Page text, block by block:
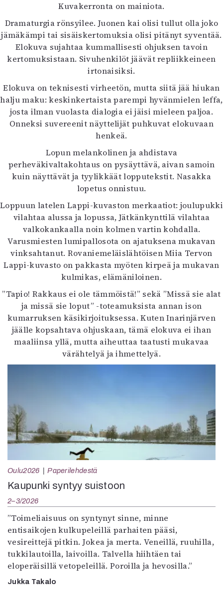
Kuvakerronta on mainiota.
Dramaturgia rönsyilee. Juonen kai olisi tullut olla joko
jämäkämpi tai sisäiskertomuksia olisi pitänyt syventää.
Elokuva sujahtaa kummallisesti ohjuksen tavoin
kertomuksistaan. Sivuhenkilöt jäävät repliikkeineen
irtonaisiksi.
Elokuva on teknisesti virheetön, mutta siitä jää hiukan
halju maku: keskinkertaista parempi hyvänmielen leffa,
josta ilman vuolasta dialogia ei jäisi mieleen paljoa.
Onneksi suvereenit näyttelijät puhkuvat elokuvaan
henkeä.
Lopun melankolinen ja ahdistava
perheväkivaltakohtaus on pysäyttävä, aivan samoin
kuin näyttävät ja tyylikkäät lopputekstit. Nasakka
lopetus onnistuu.
Loppuun latelen Lappi-kuvaston merkaatiot: joulupukki
vilahtaa alussa ja lopussa, Jätkänkynttilä vilahtaa
valkokankaalla noin kolmen vartin kohdalla.
Varusmiesten lumipallosota on ajatuksena mukavan
vinksahtanut. Rovaniemeläislähtöisen Miia Tervon
Lappi-kuvasto on pakkasta myöten kirpeä ja mukavan
kulmikas, elämäniloinen.
”Tapio! Rakkaus ei ole tämmöistä!” sekä ”Missä sie alat
ja missä sie loput” -toteamuksista annan ison
kumarruksen käsikirjoituksessa. Kuten Inarinjärven
jäälle kopsahtava ohjuskaan, tämä elokuva ei ihan
maaliinsa yllä, mutta aiheuttaa taatusti mukavaa
värähtelyä ja ihmettelyä.
Oulu2026 Paperilehdestä
Kaupunki syntyy suistoon
2–3/2026
”Toimeliaisuus on syntynyt sinne, minne
entisaikojen kulkupeleillä parhaiten pääsi,
vesireittejä pitkin. Jokea ja merta. Veneillä, ruuhilla,
tukkilautoilla, laivoilla. Talvella hiihtäen tai
eloperäisillä vetopeleillä. Poroilla ja hevosilla.”
Jukka Takalo